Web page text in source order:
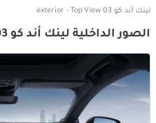
لينك أند كو 03 exterior - Top View
الصور الداخلية لينك أند كو 03